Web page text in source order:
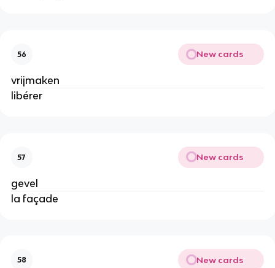
56 New cards
vrijmaken
libérer
57 New cards
gevel
la façade
58 New cards